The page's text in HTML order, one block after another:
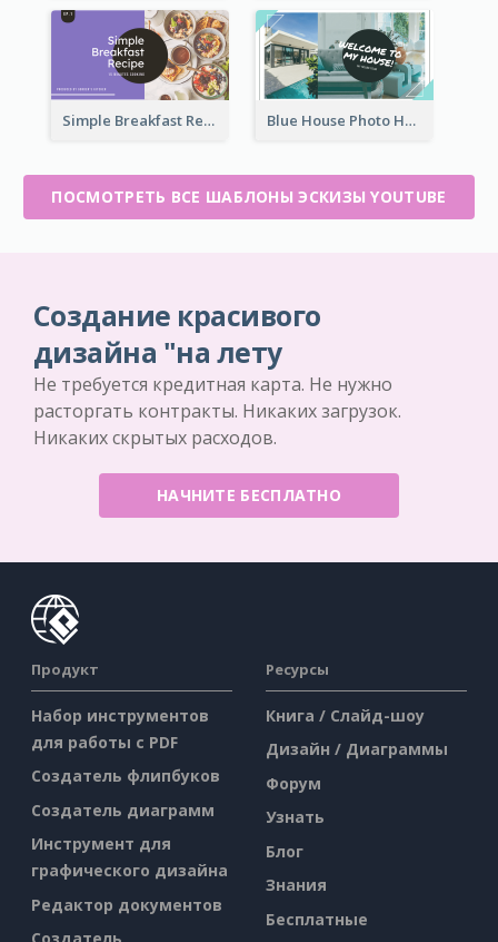
Simple Breakfast Recipe Tutorial YouTube Thumbnail Blue House Photo House Tour YouTube Thumbnail
ПОСМОТРЕТЬ ВСЕ ШАБЛОНЫ ЭСКИЗЫ YOUTUBE
Создание красивого
дизайна "на лету
Не требуется кредитная карта. Не нужно
расторгать контракты. Никаких загрузок.
Никаких скрытых расходов.
НАЧНИТЕ БЕСПЛАТНО
Продукт
Набор инструментов
для работы с PDF
Создатель флипбуков
Создатель диаграмм
Инструмент для
графического дизайна
Редактор документов
Ресурсы
Книга / Слайд-шоу
Дизайн / Диаграммы
Форум
Узнать
Блог
Знания
Бесплатные